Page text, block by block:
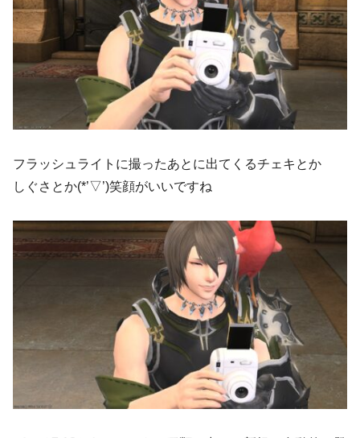
フラッシュライトに撮ったあとに出てくるチェキとか
しぐさとか(*’▽’)笑顔がいいですね